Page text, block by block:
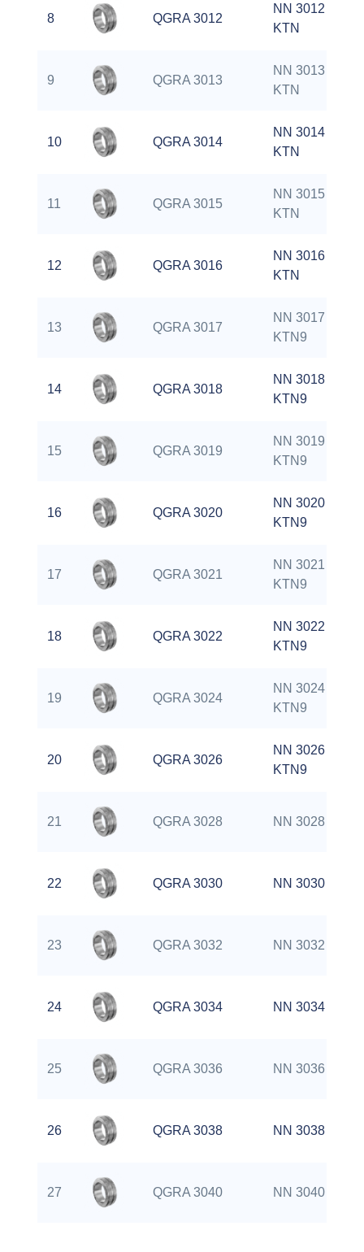
8 QGRA 3012
NN 3012
KTN
9 QGRA 3013
NN 3013
KTN
10 QGRA 3014
NN 3014
KTN
11 QGRA 3015
NN 3015
KTN
12 QGRA 3016
NN 3016
KTN
13 QGRA 3017
NN 3017
KTN9
14 QGRA 3018
NN 3018
KTN9
15 QGRA 3019
NN 3019
KTN9
16 QGRA 3020
NN 3020
KTN9
17 QGRA 3021
NN 3021
KTN9
18 QGRA 3022
NN 3022
KTN9
19 QGRA 3024
NN 3024
KTN9
20 QGRA 3026
NN 3026
KTN9
21 QGRA 3028 NN 3028 K
22 QGRA 3030 NN 3030 K
23 QGRA 3032 NN 3032 K
24 QGRA 3034 NN 3034 K
25 QGRA 3036 NN 3036 K
26 QGRA 3038 NN 3038 K
27 QGRA 3040 NN 3040 K